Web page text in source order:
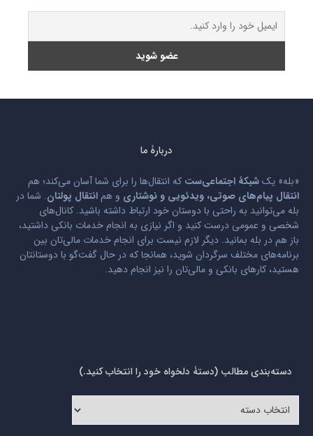
دربارۀ ما
«بله» یکشبکۀ اجتماعی‌ست که انتقال‌ها را برای شما آسان می‌کند؛ هم
انتقال پیام‌های صوتی، ویدئویی و نوشتاری و هم انتقال پولتان. شما در
بله می‌توانید به راحتی با دوستان خود ارتباط داشته باشید. کانال‌های
شخصی و عمومی درست کنید و اگر نیازی به انجام خدمات بانکی داشتید،
باز هم در بله بمانید. دیگر لازم نیست برای انجام خدمات مالی‌تان بین
برنامه‌های مختلف سرگردان شوید، همانجا که در حال گفت‌گو با دوستانتان
هستید، کارهای بانکی و مالی‌تان را نیز انجام دهید.
دسته‌بندی مطالب (دستۀ دلخواه خود را انتخاب کنید.)
مطالب